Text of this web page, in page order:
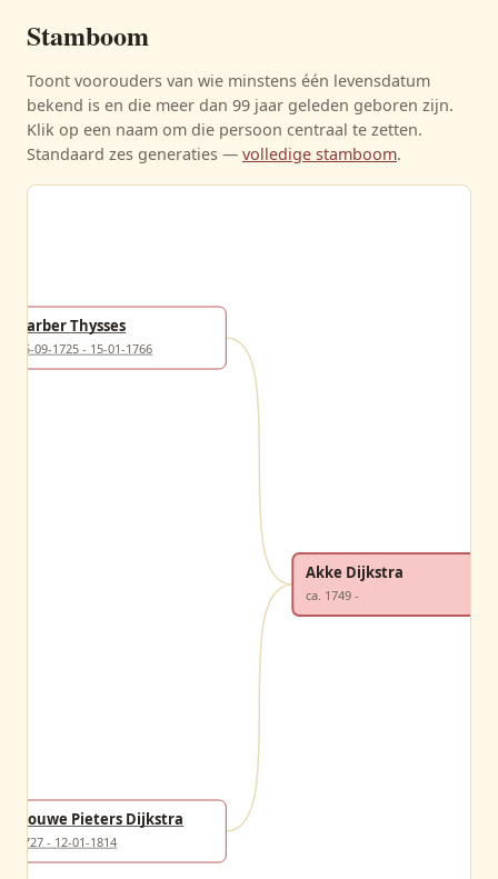
Stamboom
Toont voorouders van wie minstens één levensdatum
bekend is en die meer dan 99 jaar geleden geboren zijn.
Klik op een naam om die persoon centraal te zetten.
Standaard zes generaties — volledige stamboom.
Barber Thysses
25-09-1725 - 15-01-1766
Douwe Pieters Dijkstra
1727 - 12-01-1814
Akke Dijkstra
ca. 1749 -